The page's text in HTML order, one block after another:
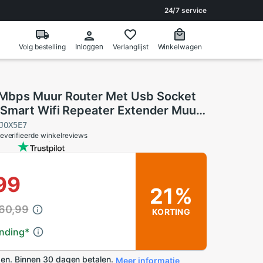
24/7 service
Volg bestelling Inloggen Verlanglijst Winkelwagen
Muur Router Met Usb Socket
Wifi Repeater Extender Muur
Router Panel
winkelreviews
*
21%
KORTING
Binnen 30 dagen betalen. Meer informatie